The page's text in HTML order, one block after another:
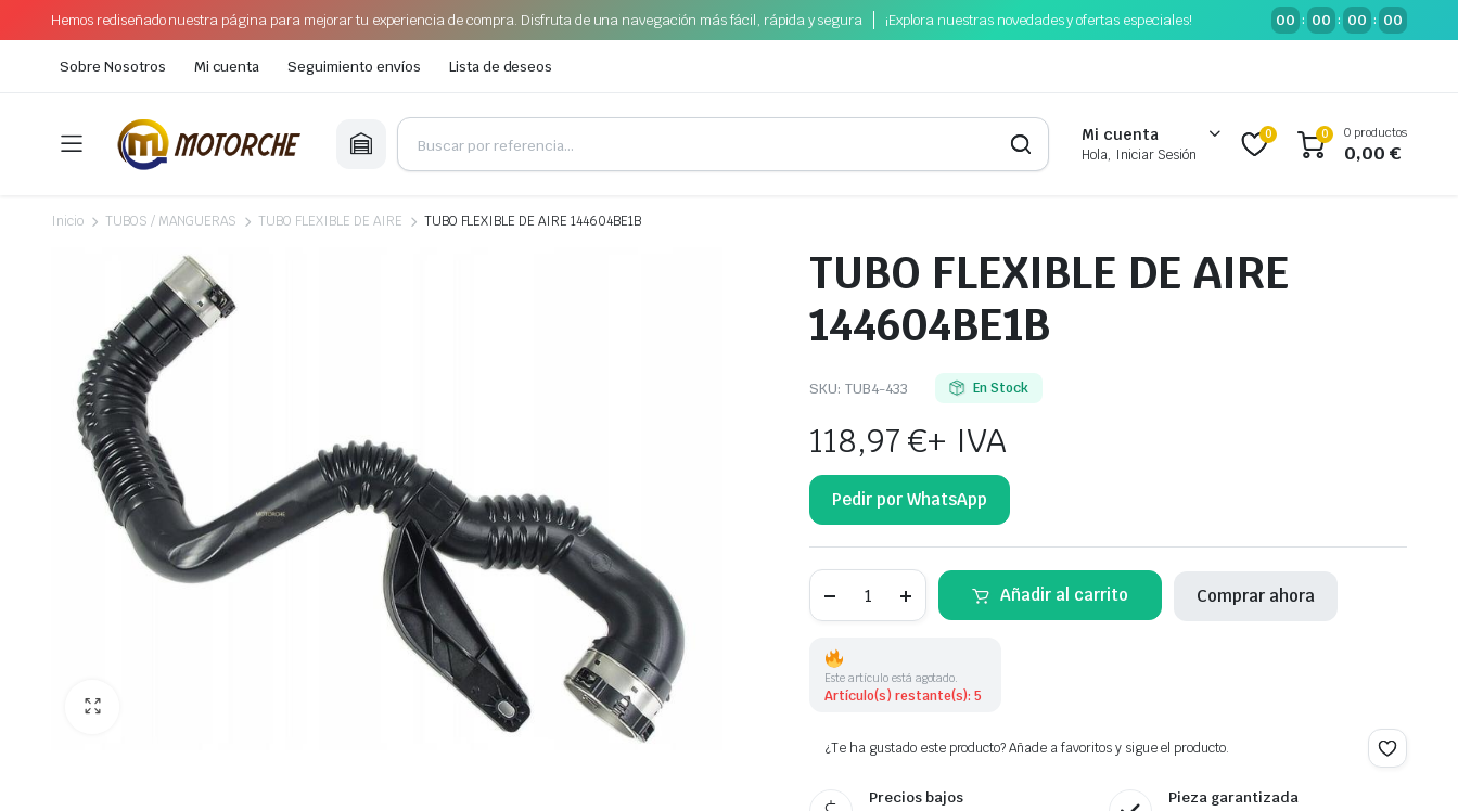
Hemos rediseñado nuestra página para mejorar tu experiencia de compra. Disfruta de una navegación más fácil, rápida y segura ¡Explora nuestras novedades y ofertas especiales! 00 : 00 : 00 : 00
Sobre Nosotros Mi cuenta Seguimiento envíos Lista de deseos
Mi cuenta
Hola, Iniciar Sesión
0 0 0 productos
0,00€
Inicio TUBOS / MANGUERAS TUBO FLEXIBLE DE AIRE TUBO FLEXIBLE DE AIRE 144604BE1B
TUBO FLEXIBLE DE AIRE
144604BE1B
SKU: TUB4-433 En Stock
118,97€+ IVA
Pedir por WhatsApp
FLEXIBLE
cantidad
Añadir al carrito Comprar ahora
Este artículo está agotado.
Artículo(s) restante(s): 5
¿Te ha gustado este producto? Añade a favoritos y sigue el producto.
Precios bajos Pieza garantizada